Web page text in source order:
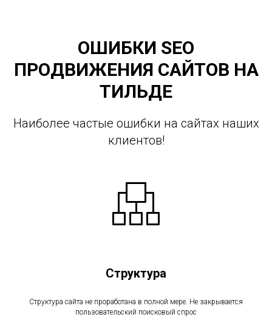
ОШИБКИ SEO
ПРОДВИЖЕНИЯ САЙТОВ НА
ТИЛЬДЕ
Наиболее частые ошибки на сайтах наших
клиентов!
Структура
Структура сайта не проработана в полной мере. Не закрывается
пользовательский поисковый спрос